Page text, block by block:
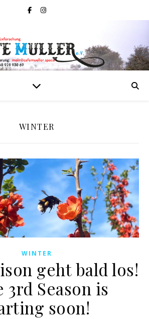
WINTER
WINTER
geht bald los!
3rd Season is
soon!